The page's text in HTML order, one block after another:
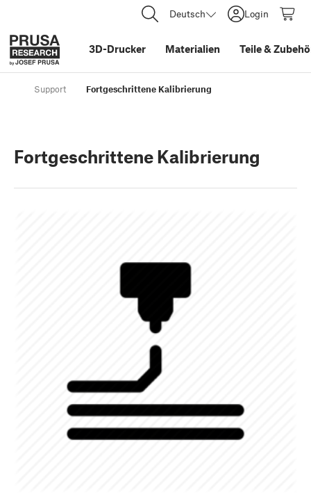
Deutsch Login
3D-Drucker Materialien Teile&
Support Fortgeschrittene Kalibrierung
Fortgeschrittene Kalibrierung